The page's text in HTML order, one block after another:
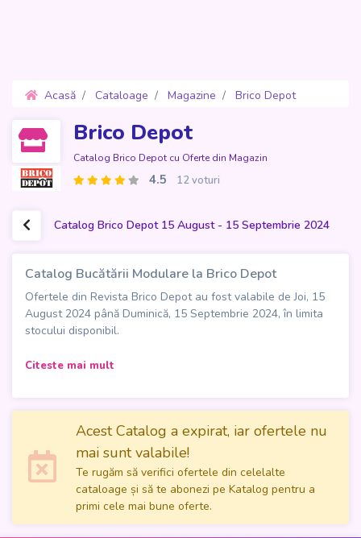
Acasă Cataloage Magazine
Brico Depot
Brico Depot
Catalog Brico Depot cu Oferte din Magazin
4.5 12 voturi
Catalog Brico Depot 15 August - 15 Septembrie 2024
Catalog Bucătării Modulare la Brico Depot
Ofertele din Revista Brico Depot au fost valabile de Joi, 15
August 2024 până Duminică, 15 Septembrie 2024, în limita
stocului disponibil.
Descoperă noulCatalog Bucătării Modulare de la Brico
septembrie 2024, acest catalog îți oferă inspirație pentru a-
ți transforma spațiul de gătit într-un loc practic și elegant,
cu designuri modulare care se potrivesc perfect nevoilor
tale.
Răsfoiește acum catalogul și descoperă idei inovatoare
pentru optimizarea fiecărui colț al bucătăriei, indiferent de
dimensiuni. Alege soluțiile care se potrivesc stilului și
Citeste mai mult
Acest Catalog a expirat, iar ofertele nu
mai sunt valabile!
Te rugăm să verifici ofertele din celelalte
cataloage și să te abonezi pe Katalog pentru a
primi cele mai bune oferte.